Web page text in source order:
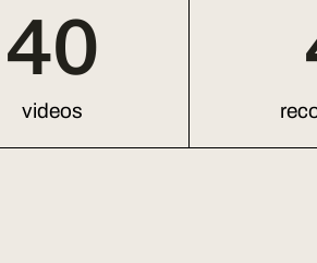
videos
40